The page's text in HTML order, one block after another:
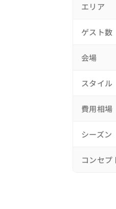
会場コー
演出アイデア
・インド
会場
披露宴：レ
✈️スケジュー
13:00　フ
エリア
ゲスト数
会場
スタイル
費用相場
シーズン
コンセプ